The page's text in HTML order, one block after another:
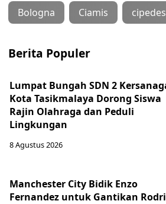
Bologna Ciamis cipedes
Berita Populer
Lumpat Bungah SDN 2
Kota Tasikmalaya Dorong Siswa
Rajin Olahraga dan Peduli
Lingkungan
8 Agustus 2026
Manchester City Bidik Enzo
Fernandez untuk Gantikan